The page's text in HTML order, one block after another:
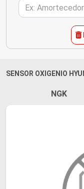
SENSOR OXIGENIO
NGK